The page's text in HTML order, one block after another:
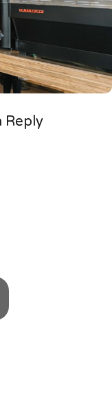
Reply